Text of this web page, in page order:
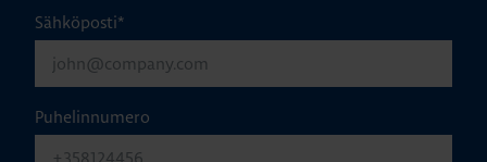
Sähköposti*
Puhelinnumero